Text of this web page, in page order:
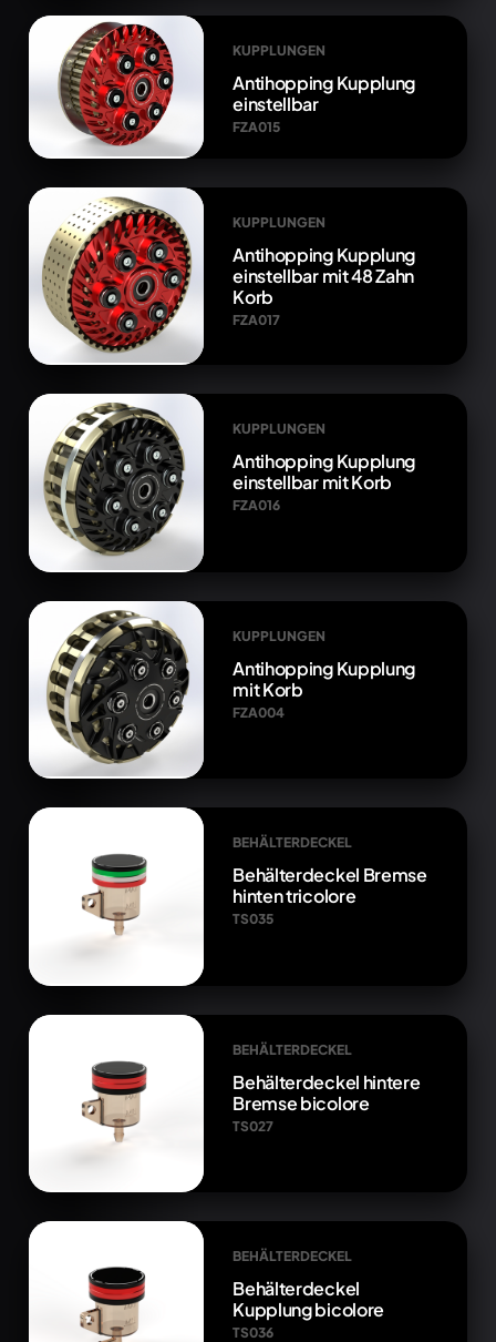
KUPPLUNGEN
Antihopping Kupplung
einstellbar
FZA015
KUPPLUNGEN
Antihopping Kupplung
einstellbar mit 48 Zahn
Korb
FZA017
KUPPLUNGEN
Antihopping Kupplung
einstellbar mit Korb
FZA016
KUPPLUNGEN
Antihopping Kupplung
mit Korb
FZA004
BEHÄLTERDECKEL
Behälterdeckel Bremse
hinten tricolore
TS035
BEHÄLTERDECKEL
Behälterdeckel hintere
Bremse bicolore
TS027
BEHÄLTERDECKEL
Behälterdeckel
Kupplung bicolore
TS036